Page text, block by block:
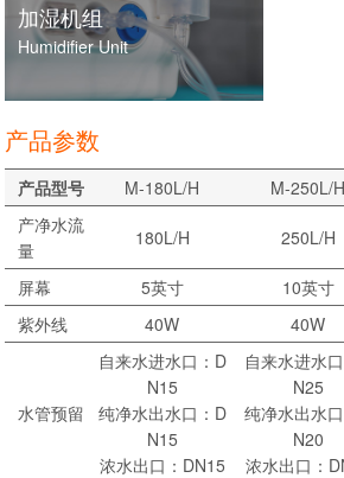
加湿机组
Humidifier Unit
产品参数
产品型号 M-180L/H M-250L/H
产净水流
量
180L/H 250L/H
屏幕 5英寸 10英寸
紫外线
40W 40W
水管预留
自来水进水口：D
N15
纯净水出水口：D
N15
浓水出口：DN15
自来水进水
N25
纯净水出水
N20
浓水出口：